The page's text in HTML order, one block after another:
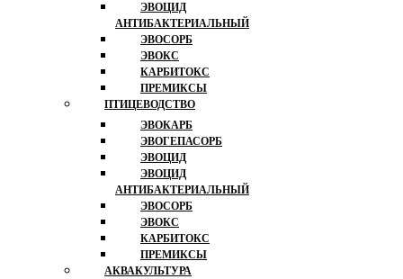
ЭВОЦИД
АНТИБАКТЕРИАЛЬНЫЙ
ЭВОСОРБ
ЭВОКС
КАРБИТОКС
ПРЕМИКСЫ
ПТИЦЕВОДСТВО
ЭВОКАРБ
ЭВОГЕПАСОРБ
ЭВОЦИД
ЭВОЦИД
АНТИБАКТЕРИАЛЬНЫЙ
ЭВОСОРБ
ЭВОКС
КАРБИТОКС
ПРЕМИКСЫ
АКВАКУЛЬТУРА